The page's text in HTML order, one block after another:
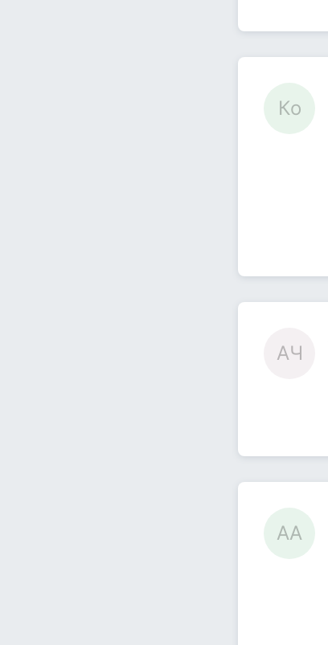
Ко
АЧ
АА